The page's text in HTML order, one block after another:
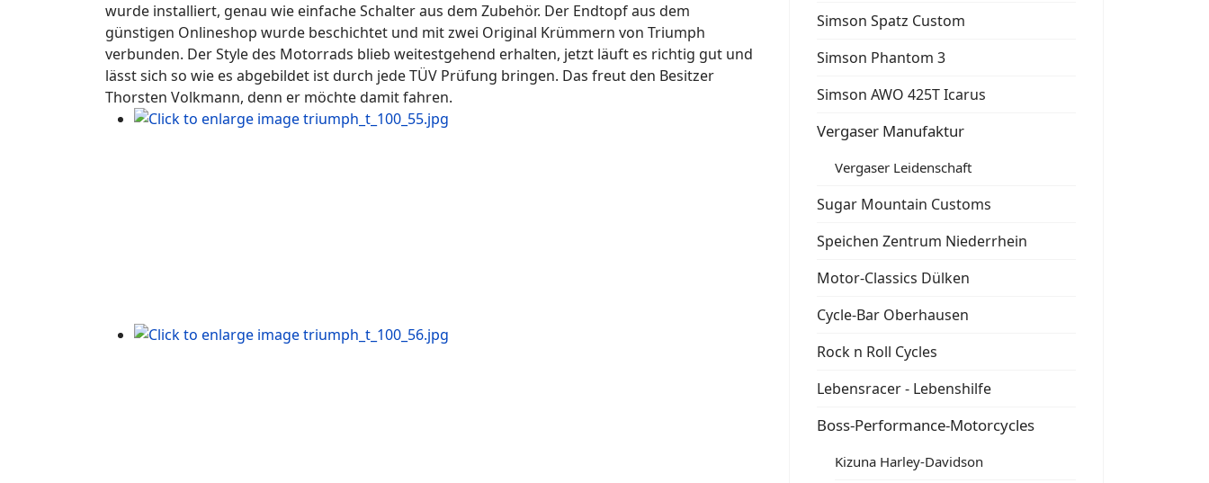
wurde installiert, genau wie einfache Schalter aus dem Zubehör. Der Endtopf aus dem
günstigen Onlineshop wurde beschichtet und mit zwei Original Krümmern von Triumph
verbunden. Der Style des Motorrads blieb weitestgehend erhalten, jetzt läuft es richtig gut und
lässt sich so wie es abgebildet ist durch jede TÜV Prüfung bringen. Das freut den Besitzer
Thorsten Volkmann, denn er möchte damit fahren.
Simson Spatz Custom
Simson Phantom 3
Simson AWO 425T Icarus
Vergaser Manufaktur
Vergaser Leidenschaft
Sugar Mountain Customs
Speichen Zentrum Niederrhein
Motor-Classics Dülken
Cycle-Bar Oberhausen
Rock n Roll Cycles
Lebensracer - Lebenshilfe
Boss-Performance-Motorcycles
Kizuna Harley-Davidson